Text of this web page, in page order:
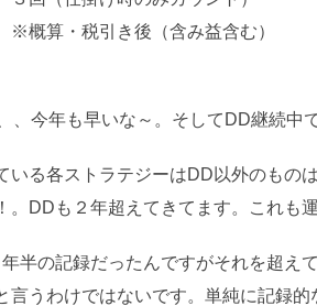
概算・税引き後（含み益含む）
、今年も早いな～。そしてDD継続中
いる各ストラテジーはDD以外のもの
。DDも２年超えてきてます。これも
半の記録だったんですがそれを超え
言うわけではないです。単純に記録